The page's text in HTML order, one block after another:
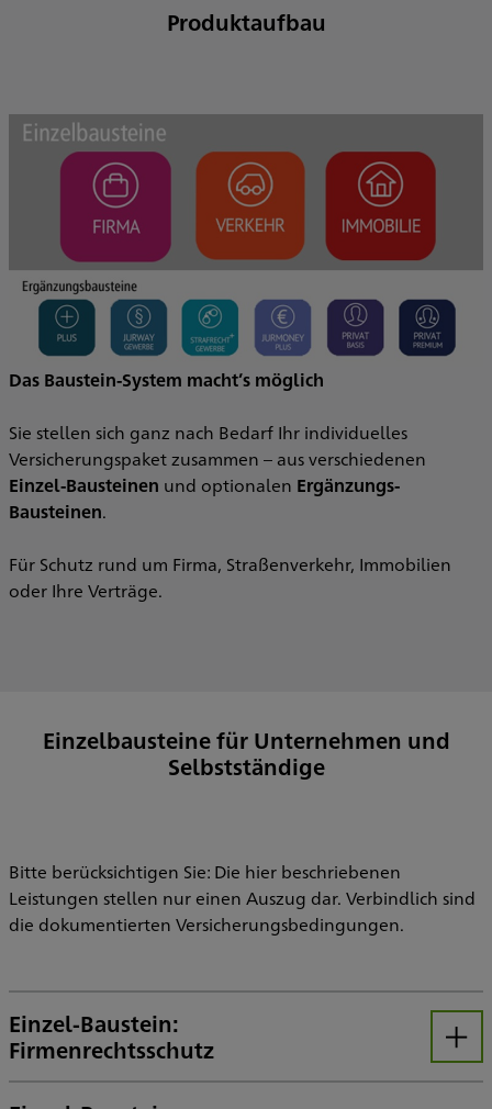
Produktaufbau
Das Baustein-System macht’s möglich
Sie stellen sich ganz nach Bedarf Ihr individuelles
Versicherungspaket zusammen – aus verschiedenen
Einzel-Bausteinen und optionalen Ergänzungs-
Bausteinen.
Für Schutz rund um Firma, Straßenverkehr, Immobilien
oder Ihre Verträge.
Einzelbausteine für Unternehmen und
Selbstständige
Bitte berücksichtigen Sie: Die hier beschriebenen
Leistungen stellen nur einen Auszug dar. Verbindlich sind
die dokumentierten Versicherungsbedingungen.
Einzel-Baustein:
Firmenrechtsschutz
Öffnen